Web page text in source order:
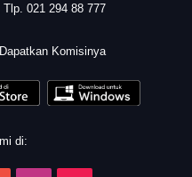
021 294 88 777
Komisinya
di: